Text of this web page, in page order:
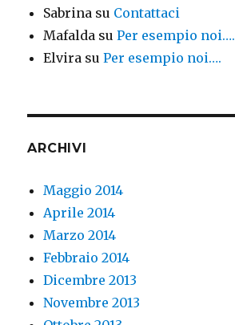
Sabrina su Contattaci
Mafalda suPer esempio noi….
Elvira suPer esempio noi….
ARCHIVI
Maggio 2014
Aprile 2014
Marzo 2014
Febbraio 2014
Dicembre 2013
Novembre 2013